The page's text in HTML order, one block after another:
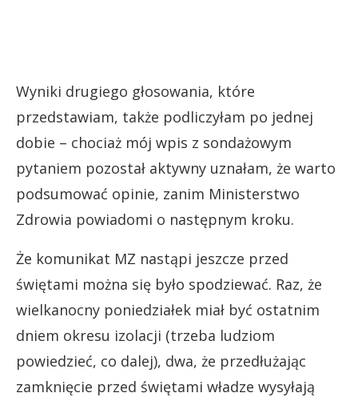
Wyniki drugiego głosowania, które
przedstawiam, także podliczyłam po jednej
dobie – chociaż mój wpis z sondażowym
pytaniem pozostał aktywny uznałam, że warto
podsumować opinie, zanim Ministerstwo
Zdrowia powiadomi o następnym kroku.
Że komunikat MZ nastąpi jeszcze przed
świętami można się było spodziewać. Raz, że
wielkanocny poniedziałek miał być ostatnim
dniem okresu izolacji (trzeba ludziom
powiedzieć, co dalej), dwa, że przedłużając
zamknięcie przed świętami władze wysyłają